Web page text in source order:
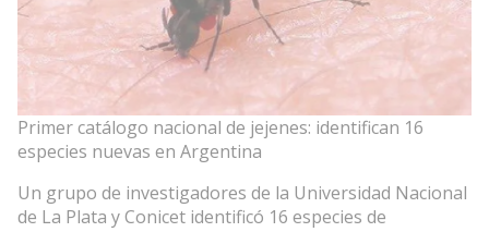
Primer catálogo nacional de jejenes: identifican 16
especies nuevas en Argentina
Un grupo de investigadores de la Universidad Nacional
de La Plata y Conicet identificó 16 especies de